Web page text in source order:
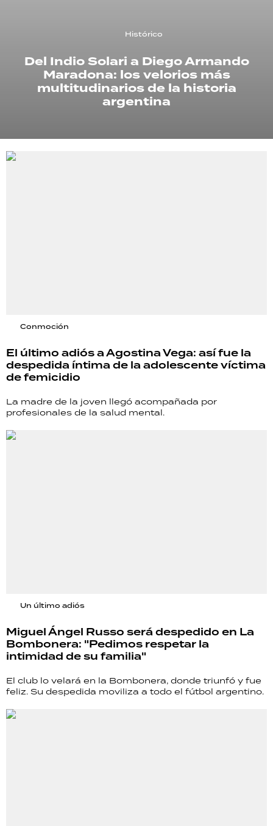
Histórico
Del Indio Solari a Diego Armando
Maradona: los velorios más
multitudinarios de la historia
argentina
Conmoción
El último adiós a Agostina Vega: así fue la
despedida íntima de la adolescente víctima
de femicidio
La madre de la joven llegó acompañada por
profesionales de la salud mental.
Un último adiós
Miguel Ángel Russo será despedido en La
Bombonera: "Pedimos respetar la
intimidad de su familia"
El club lo velará en la Bombonera, donde triunfó y fue
feliz. Su despedida moviliza a todo el fútbol argentino.
RECETAS
PALABRAS